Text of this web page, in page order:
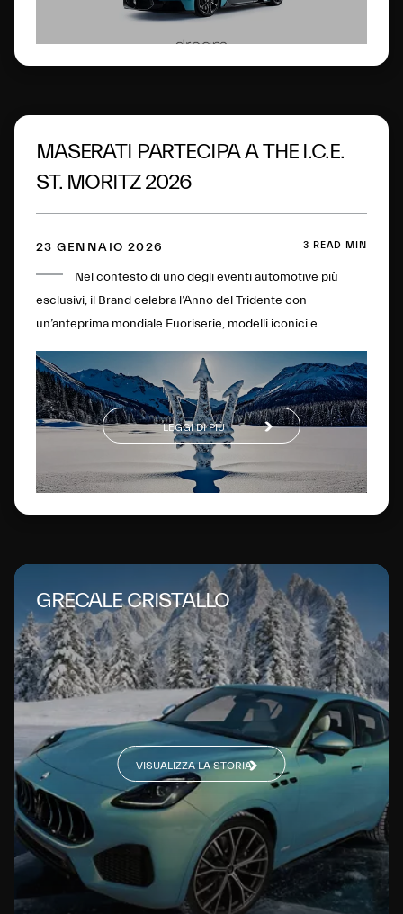
MASERATI PARTECIPA A THE I.C.E.
ST. MORITZ 2026
23 GENNAIO 2026 3 READ MIN
Nel contesto di uno degli eventi automotive più
esclusivi, il Brand celebra l’Anno del Tridente con
un’anteprima mondiale Fuoriserie, modelli iconici e
famoso dell’Engadina.
LEGGI DI PIÙ
GRECALE CRISTALLO
VISUALIZZA LA STORIA